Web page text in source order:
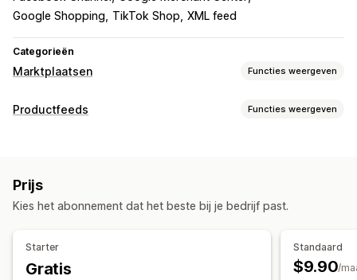
Google Shopping
TikTok Shop XML feed
Categorieën
Marktplaatsen Functies weergeven
Vermeldingsbeheer
Aangepaste vermeldingen
Voorraadsynchronisatie
Productfeeds Functies weergeven
Aangepaste formules
Aangepaste regels
Remarketing-tags
Variantsynchronisatie
Prijs
Kies het abonnement dat het beste bij je bedrijf past.
️️Starter
Gratis
Standaard
$9.90/